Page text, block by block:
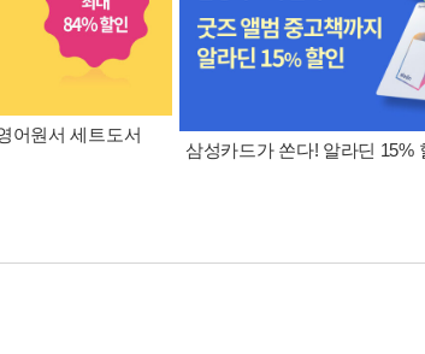
어원서 세트도서
삼성카드가 쏜다! 알라딘 15%